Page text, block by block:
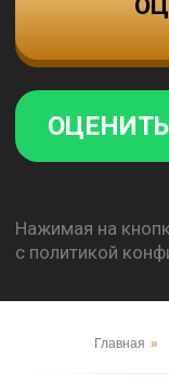
Главная »